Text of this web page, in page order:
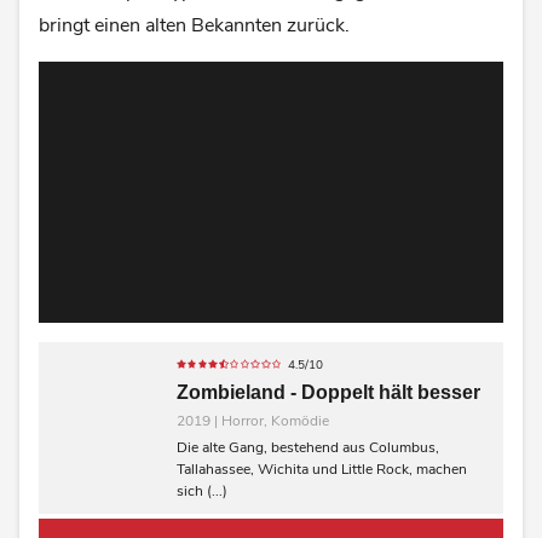
bringt einen alten Bekannten zurück.
4.5/10
Zombieland - Doppelt hält besser
2019 | Horror, Komödie
Die alte Gang, bestehend aus Columbus,
Tallahassee, Wichita und Little Rock, machen
sich (...)